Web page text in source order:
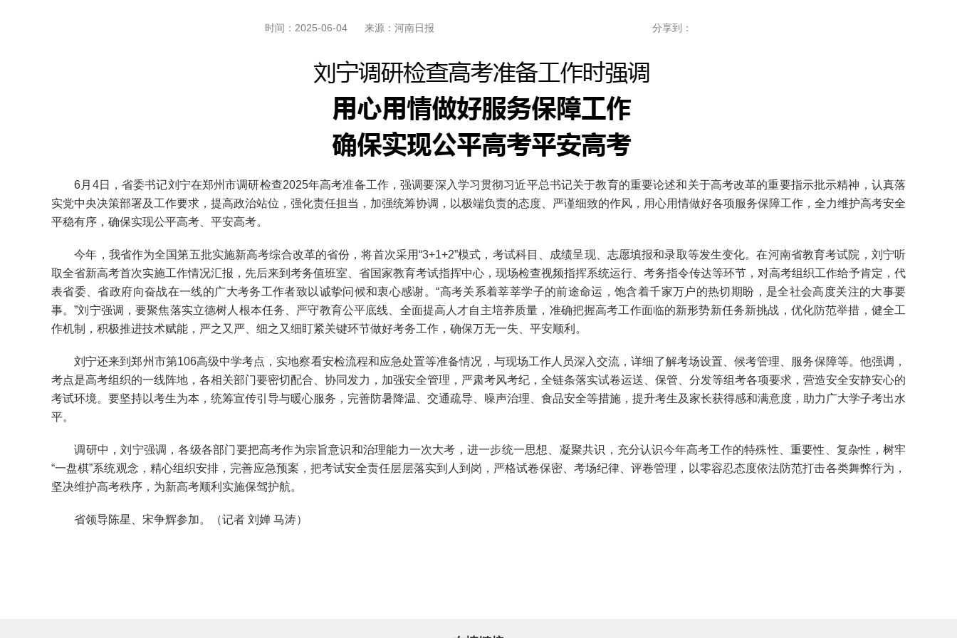
时间：2025-06-04 来源：河南日报 分享到：
6月4日，省委书记刘宁在郑州市调研检查2025年高考准备工作，强调要深入学习贯彻习近平总书记关于教育的重要论述和关于高考改革的重要指示批示精神，认真落
实党中央决策部署及工作要求，提高政治站位，强化责任担当，加强统筹协调，以极端负责的态度、严谨细致的作风，用心用情做好各项服务保障工作，全力维护高考安全
平稳有序，确保实现公平高考、平安高考。
今年，我省作为全国第五批实施新高考综合改革的省份，将首次采用“3+1+2”模式，考试科目、成绩呈现、志愿填报和录取等发生变化。在河南省教育考试院，刘宁听
取全省新高考首次实施工作情况汇报，先后来到考务值班室、省国家教育考试指挥中心，现场检查视频指挥系统运行、考务指令传达等环节，对高考组织工作给予肯定，代
表省委、省政府向奋战在一线的广大考务工作者致以诚挚问候和衷心感谢。“高考关系着莘莘学子的前途命运，饱含着千家万户的热切期盼，是全社会高度关注的大事要
事。”刘宁强调，要聚焦落实立德树人根本任务、严守教育公平底线、全面提高人才自主培养质量，准确把握高考工作面临的新形势新任务新挑战，优化防范举措，健全工
作机制，积极推进技术赋能，严之又严、细之又细盯紧关键环节做好考务工作，确保万无一失、平安顺利。
刘宁还来到郑州市第106高级中学考点，实地察看安检流程和应急处置等准备情况，与现场工作人员深入交流，详细了解考场设置、候考管理、服务保障等。他强调，
考点是高考组织的一线阵地，各相关部门要密切配合、协同发力，加强安全管理，严肃考风考纪，全链条落实试卷运送、保管、分发等组考各项要求，营造安全安静安心的
考试环境。要坚持以考生为本，统筹宣传引导与暖心服务，完善防暑降温、交通疏导、噪声治理、食品安全等措施，提升考生及家长获得感和满意度，助力广大学子考出水
平。
调研中，刘宁强调，各级各部门要把高考作为宗旨意识和治理能力一次大考，进一步统一思想、凝聚共识，充分认识今年高考工作的特殊性、重要性、复杂性，树牢
“一盘棋”系统观念，精心组织安排，完善应急预案，把考试安全责任层层落实到人到岗，严格试卷保密、考场纪律、评卷管理，以零容忍态度依法防范打击各类舞弊行为，
坚决维护高考秩序，为新高考顺利实施保驾护航。
省领导陈星、宋争辉参加。（记者 刘婵 马涛）